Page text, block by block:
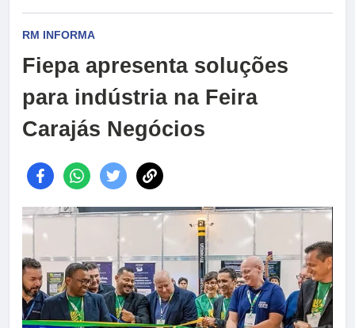
RM INFORMA
Fiepa apresenta soluções
para indústria na Feira
Carajás Negócios